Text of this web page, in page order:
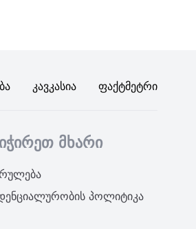
Კავკასია Ფაქტმეტრი
მხარი
პოლიტიკა